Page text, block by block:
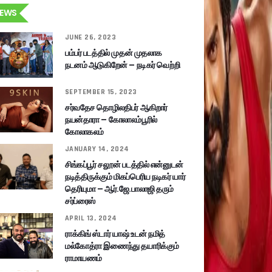
JUNE 26, 2023
பம்பர் படத்தில் முதன் முதலாக
நடனம் ஆடுகிறேன் – நடிகர் வெற்றி
SEPTEMBER 15, 2023
சர்வதேச தொழிலதிபர் ஆகிறார்
நயன்தாரா – கோலாலம்பூரில்
கோலாகலம்
JANUARY 14, 2024
சிங்கப்பூர் சலூன் படத்தில் என்னுடன்
நடித்திருக்கும் மிகப்பெரிய நடிகர் யார்
தெரியுமா – ஆர்.ஜே.பாலாஜி தரும்
சர்ப்ரைஸ்
APRIL 13, 2024
ராக்கிங் ஸ்டார் யாஷ் உடன் நமித்
மல்கோத்ரா இணைந்து தயாரிக்கும்
ராமாயணம்